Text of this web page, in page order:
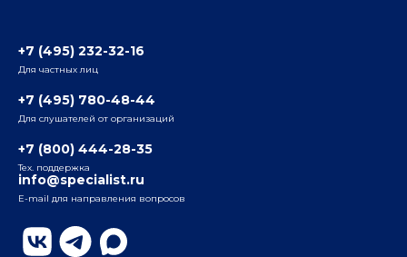
Радио
ул. Радио, д.24, корпус 1, 2-й подъезд, 2-й этаж
ул. Воронцовская, д. 35Б, корп.2, 5-й этаж
Бауманский
ул. Бауманская, д. 6, стр. 2, бизнес-центр «Виктория
Плаза», 4-й этаж
+7 (495) 232-32-16
Для частных лиц
+7 (495) 780-48-44
Для слушателей от организаций
+7 (800) 444-28-35
Тех. поддержка
info@specialist.ru
E-mail для направления вопросов